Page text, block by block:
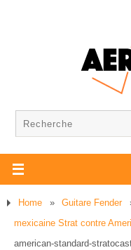
Home » Guitare Fender
mexicaine Strat contre
american-standard-